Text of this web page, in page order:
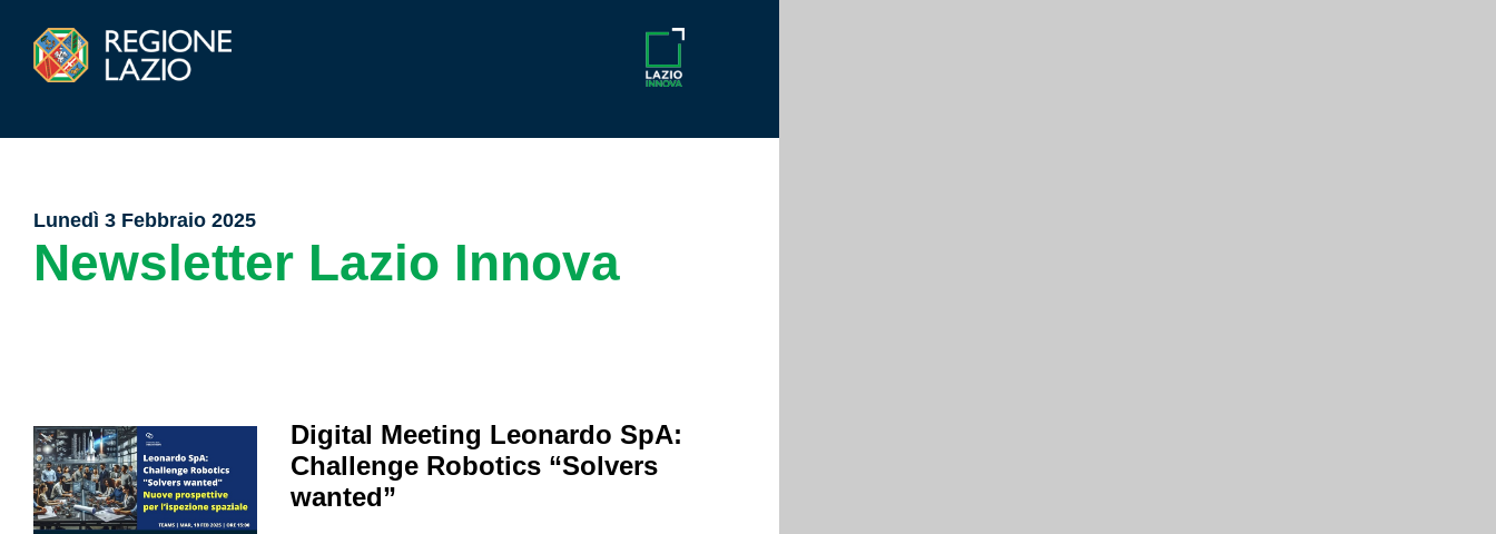
Lunedì 3 Febbraio 2025
Newsletter Lazio Innova
Digital Meeting Leonardo SpA:
Challenge Robotics “Solvers
wanted”